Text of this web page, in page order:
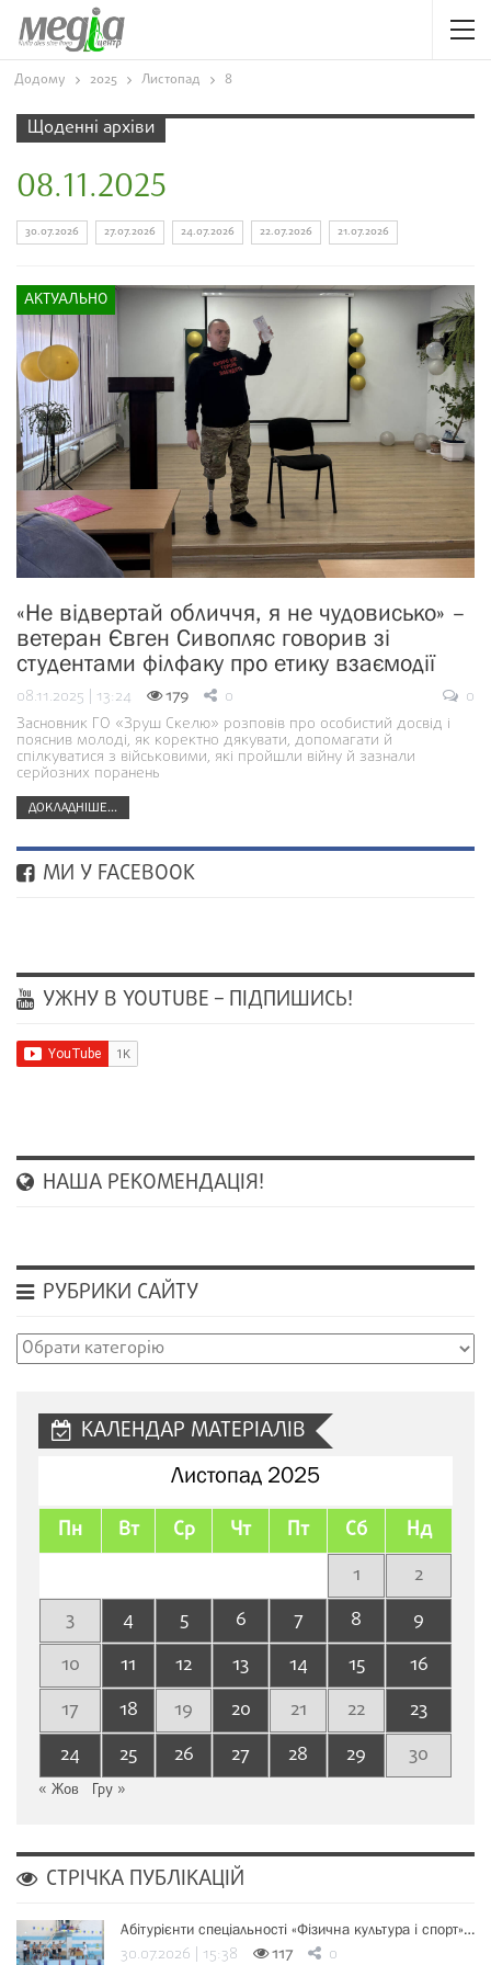
Додому 2025 Листопад 8
Щоденні архіви
08.11.2025
30.07.2026 27.07.2026 24.07.2026 22.07.2026 21.07.2026
АКТУАЛЬНО
«Не відвертай обличчя, я не чудовисько» –
ветеран Євген Сивопляс говорив зі
студентами філфаку про етику взаємодії
08.11.2025 | 13:24 179 0
0
Засновник ГО «Зруш Скелю» розповів про особистий досвід і
пояснив молоді, як коректно дякувати, допомагати й
спілкуватися з військовими, які пройшли війну й зазнали
серйозних поранень
ДОКЛАДНІШЕ...
МИ У FACEBOOK
УЖНУ В YOUTUBE – ПІДПИШИСЬ!
НАША РЕКОМЕНДАЦІЯ!
РУБРИКИ САЙТУ
Рубрики
КАЛЕНДАР МАТЕРІАЛІВ
Листопад 2025
Пн Вт Ср Чт Пт Сб Нд
1
2
3
4 5 6 7 8
9
10
11 12 13 14 15
16
17
18 19 20 21 22
23
24
25 26 27 28 29 30
« Жов Гру »
СТРІЧКА ПУБЛІКАЦІЙ
Абітурієнти спеціальності «Фізична культура і спорт»…
30.07.2026 | 15:38 117 0